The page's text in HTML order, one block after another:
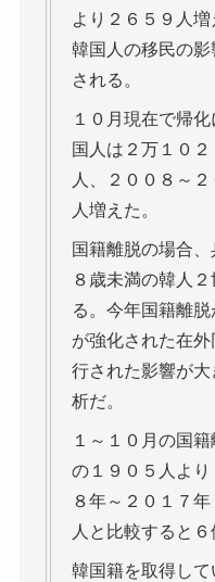
より２６５９人
韓国人の移民の
される。
１０月現在で帰
国人は２万１０
人、２００８～
人増えた。
国籍離脱の場合
８歳未満の韓人
る。今年国籍離
が強化された在
行された影響が
析だ。
１～１０月の国
の１９０５人よ
８年～２０１７
人と比較すると６
韓国籍を取得し